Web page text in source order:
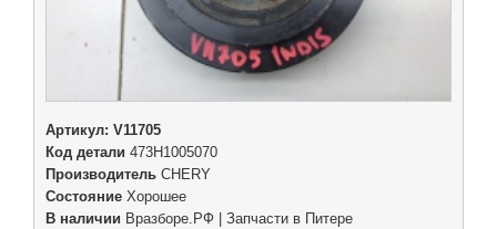
Артикул: V11705
Код детали 473H1005070
Производитель CHERY
Состояние Хорошее
В наличии Вразборе.РФ | Запчасти в Питере